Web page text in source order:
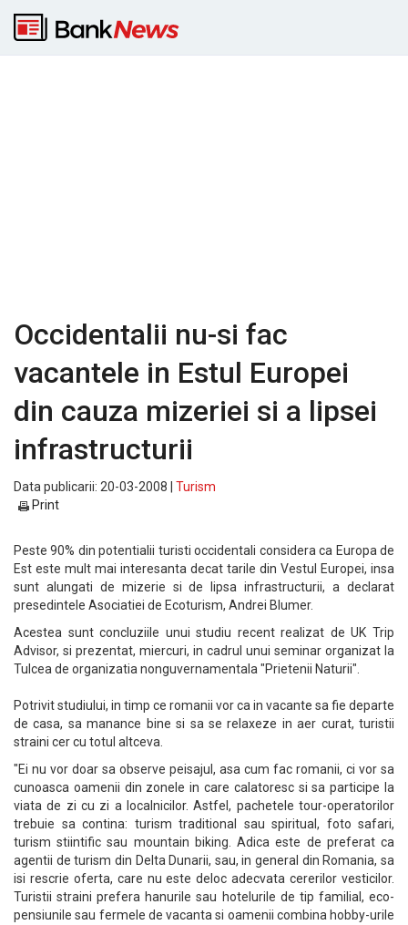
Occidentalii nu-si fac
vacantele in Estul Europei
din cauza mizeriei si a lipsei
infrastructurii
Data publicarii: 20-03-2008 | Turism
Print
Peste 90% din potentialii turisti occidentali considera ca Europa de
Est este mult mai interesanta decat tarile din Vestul Europei, insa
sunt alungati de mizerie si de lipsa infrastructurii, a declarat
presedintele Asociatiei de Ecoturism, Andrei Blumer.
Acestea sunt concluziile unui studiu recent realizat de UK Trip
Advisor, si prezentat, miercuri, in cadrul unui seminar organizat la
Tulcea de organizatia nonguvernamentala "Prietenii Naturii".
Potrivit studiului, in timp ce romanii vor ca in vacante sa fie departe
de casa, sa manance bine si sa se relaxeze in aer curat, turistii
straini cer cu totul altceva.
"Ei nu vor doar sa observe peisajul, asa cum fac romanii, ci vor sa
cunoasca oamenii din zonele in care calatoresc si sa participe la
viata de zi cu zi a localnicilor. Astfel, pachetele tour-operatorilor
trebuie sa contina: turism traditional sau spiritual, foto safari,
turism stiintific sau mountain biking. Adica este de preferat ca
agentii de turism din Delta Dunarii, sau, in general din Romania, sa
isi rescrie oferta, care nu este deloc adecvata cererilor vesticilor.
Turistii straini prefera hanurile sau hotelurile de tip familial, eco-
pensiunile sau fermele de vacanta si oamenii combina hobby-urile